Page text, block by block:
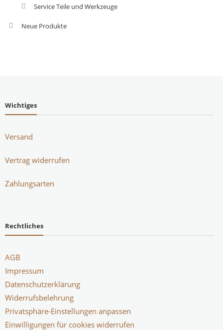
Service Teile und Werkzeuge
Neue Produkte
Wichtiges
Versand
Vertrag widerrufen
Zahlungsarten
Rechtliches
AGB
Impressum
Datenschutzerklärung
Widerrufsbelehrung
Privatsphäre-Einstellungen anpassen
Einwilligungen für cookies widerrufen